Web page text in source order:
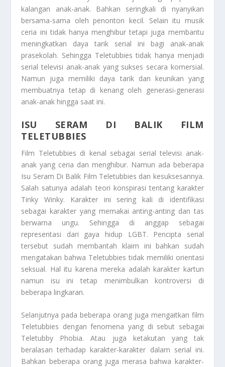
kalangan anak-anak. Bahkan seringkali di nyanyikan
bersama-sama oleh penonton kecil. Selain itu musik
ceria ini tidak hanya menghibur tetapi juga membantu
meningkatkan daya tarik serial ini bagi anak-anak
prasekolah. Sehingga Teletubbies tidak hanya menjadi
serial televisi anak-anak yang sukses secara komersial.
Namun juga memiliki daya tarik dan keunikan yang
membuatnya tetap di kenang oleh generasi-generasi
anak-anak hingga saat ini.
ISU SERAM DI BALIK FILM
TELETUBBIES
Film Teletubbies di kenal sebagai serial televisi anak-
anak yang ceria dan menghibur. Namun ada beberapa
Isu Seram Di Balik Film Teletubbies dan kesuksesannya.
Salah satunya adalah teori konspirasi tentang karakter
Tinky Winky. Karakter ini sering kali di identifikasi
sebagai karakter yang memakai anting-anting dan tas
berwarna ungu. Sehingga di anggap sebagai
representasi dari gaya hidup LGBT. Pencipta serial
tersebut sudah membantah klaim ini bahkan sudah
mengatakan bahwa Teletubbies tidak memiliki orientasi
seksual. Hal itu karena mereka adalah karakter kartun
namun isu ini tetap menimbulkan kontroversi di
beberapa lingkaran.
Selanjutnya pada beberapa orang juga mengaitkan film
Teletubbies dengan fenomena yang di sebut sebagai
Teletubby Phobia. Atau juga ketakutan yang tak
beralasan terhadap karakter-karakter dalam serial ini.
Bahkan beberapa orang juga merasa bahwa karakter-